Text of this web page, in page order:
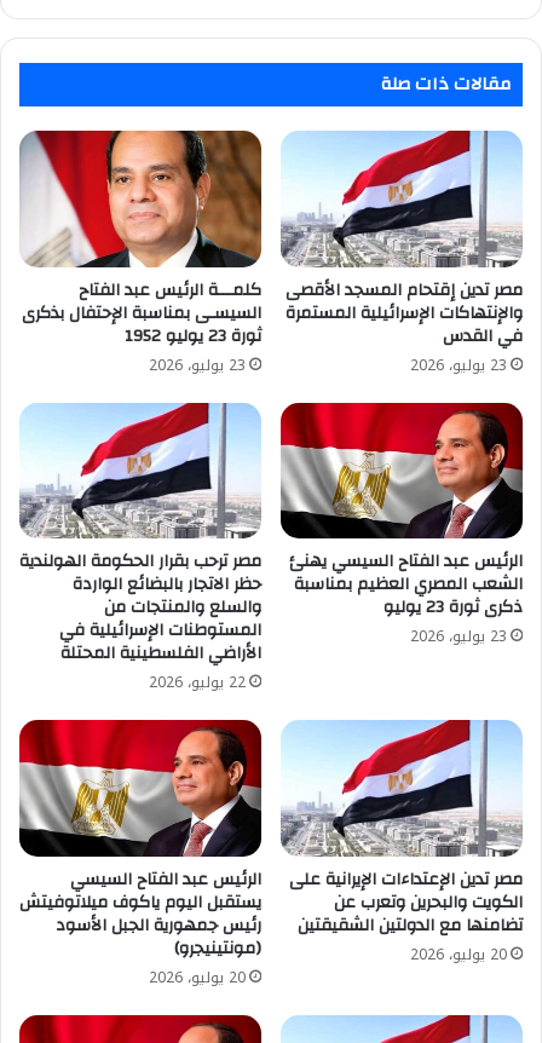
مقالات ذات صلة
مصر تدين إقتحام المسجد الأقصى
والإنتهاكات الإسرائيلية المستمرة
في القدس
23 يوليو، 2026
كلمـــة الرئيس عبد الفتاح
السيسـى بمناسبة الإحتفال بذكرى
ثورة 23 يوليو 1952
23 يوليو، 2026
الرئيس عبد الفتاح السيسي يهنئ
الشعب المصري العظيم بمناسبة
ذكرى ثورة 23 يوليو
23 يوليو، 2026
مصر ترحب بقرار الحكومة الهولندية
حظر الاتجار بالبضائع الواردة
والسلع والمنتجات من
المستوطنات الإسرائيلية في
الأراضي الفلسطينية المحتلة
22 يوليو، 2026
مصر تدين الإعتداءات الإيرانية على
الكويت والبحرين وتعرب عن
تضامنها مع الدولتين الشقيقتين
20 يوليو، 2026
الرئيس عبد الفتاح السيسي
يستقبل اليوم ياكوف ميلاتوفيتش
رئيس جمهورية الجبل الأسود
(مونتينيجرو)
20 يوليو، 2026